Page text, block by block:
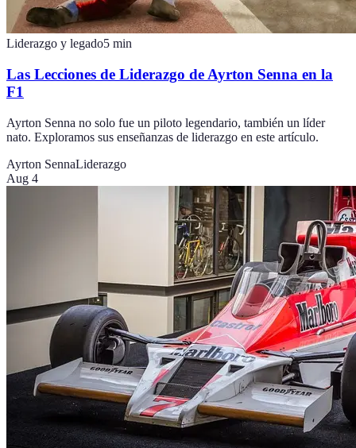
Liderazgo y legado5 min
Las Lecciones de Liderazgo de Ayrton Senna en la
F1
Ayrton Senna no solo fue un piloto legendario, también un líder
nato. Exploramos sus enseñanzas de liderazgo en este artículo.
Ayrton SennaLiderazgo
Aug 4